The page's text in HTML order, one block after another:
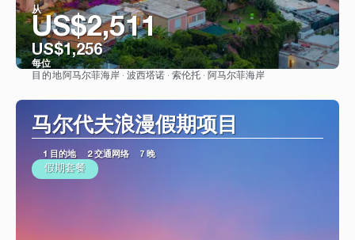
从
US$2,511
US$1,256
每位
目的地 阿马尔菲海岸 · 波西塔诺 · 索伦托 · 阿马尔菲海岸
马尔代夫浪漫假期项目
1 目的地 2 交通网络 7 晚
假期套餐